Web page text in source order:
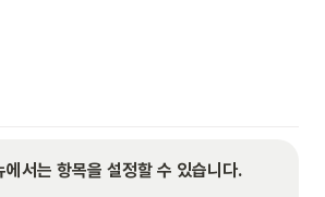
에서는 항목을 설정할 수 있습니다.